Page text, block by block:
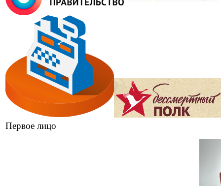
Первое лицо